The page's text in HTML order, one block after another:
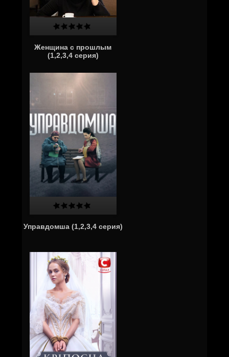
Женщина с прошлым
(1,2,3,4 серия)
Управдомша (1,2,3,4 серия)